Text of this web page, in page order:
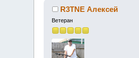
R3TNE Алексей
Ветеран